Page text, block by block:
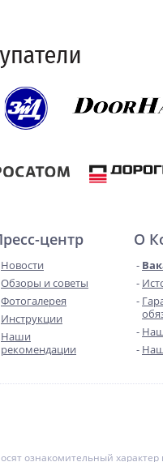
центр
Новости
Обзоры и советы
Фотогалерея
Инструкции
Наши
рекомендации
О
ознакомительный